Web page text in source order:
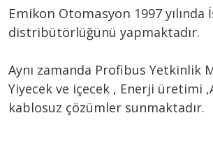
Emikon Otomasyon 1997
distribütörlüğünü yapmaktadır.
Aynı zamanda Profibus Yetkinlik
Yiyecek ve içecek , Enerji üretimi
kablosuz çözümler sunmaktadır.